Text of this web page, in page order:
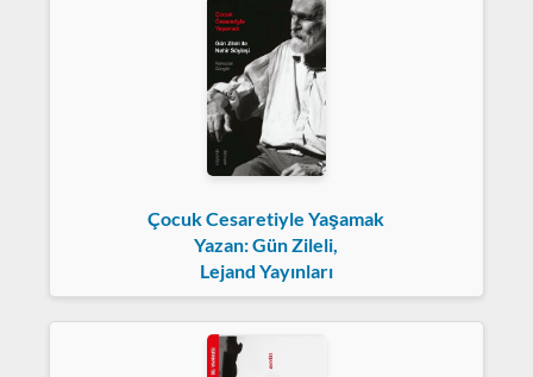
Çocuk Cesaretiyle Yaşamak
Yazan: Gün Zileli,
Lejand Yayınları